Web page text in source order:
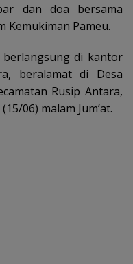
dan doa bersama
Kemukiman Pameu.
di kantor
beralamat di Desa
Rusip Antara,
06) malam Jum’at.